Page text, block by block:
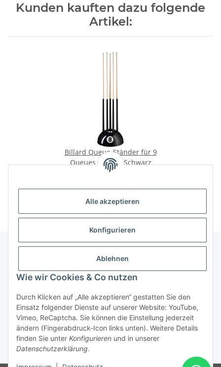
Alle akzeptieren
Konfigurieren
Ablehnen
Wie wir Cookies & Co nutzen
Durch Klicken auf „Alle akzeptieren“ gestatten Sie den
Einsatz folgender Dienste auf unserer Website: YouTube,
Vimeo, ReCaptcha. Sie können die Einstellung jederzeit
ändern (Fingerabdruck-Icon links unten). Weitere Details
finden Sie unter Konfigurieren und in unserer
Datenschutzerklärung.
Kunden kauften dazu folgende
Artikel:
Billard Queue-Ständer für 9
Queues – 8-Ball Schwarz
159,00 €
Informationen
Gesetzliche Informationen
Vertrag widerrufen
* Alle Preise inkl. gesetzlicher USt., zzgl.